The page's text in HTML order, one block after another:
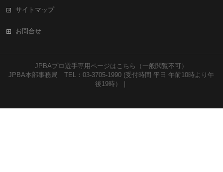
サイトマップ
お問合せ
JPBAプロ選手専用ページはこちら（一般閲覧不可）
JPBA本部事務局 TEL：03-3705-1990 (受付時間 平日 午前10時より午
後19時）｜